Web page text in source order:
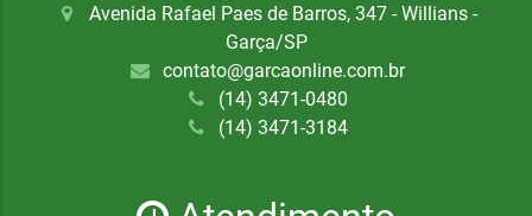
Avenida Rafael Paes de Barros, 347 - Willians -
Garça/SP
contato@garcaonline.com.br
(14) 3471-0480
(14) 3471-3184